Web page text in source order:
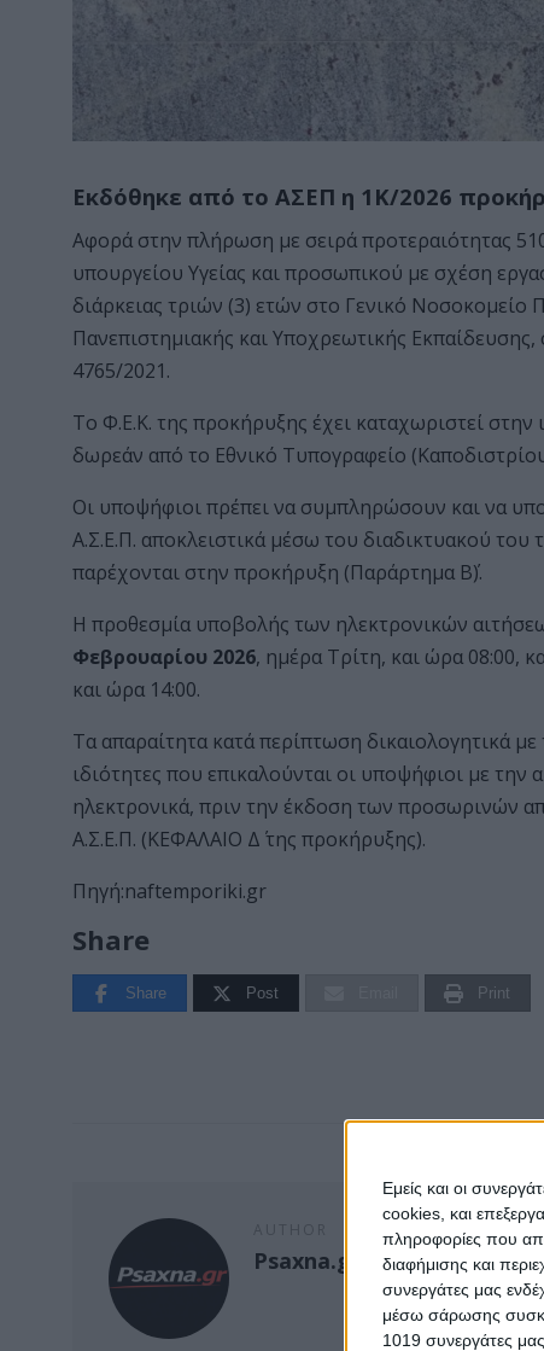
Εμείς και οι
cookies, και
πληροφορίες που
διαφήμισης και
συνεργάτες μας
μέσω σάρωσης
1019 συνεργάτες
Εκδόθηκε από το ΑΣΕΠ η 1Κ/2026
Αφορά στην πλήρωση με σειρά προτεραιότητας
υπουργείου Υγείας και προσωπικού με σχέση
διάρκειας τριών (3) ετών στο Γενικό
Πανεπιστημιακής και Υποχρεωτικής
4765/2021.
Το Φ.Ε.Κ. της προκήρυξης έχει καταχωριστεί στην
δωρεάν από το Εθνικό Τυπογραφείο
Οι υποψήφιοι πρέπει να συμπληρώσουν και να
Α.Σ.Ε.Π. αποκλειστικά μέσω του διαδικτυακού
παρέχονται στην προκήρυξη (Παράρτημα Β΄).
Η προθεσμία υποβολής των ηλεκτρονικών
Φεβρουαρίου 2026, ημέρα Τρίτη, και ώρα 08:00,
και ώρα 14:00.
Τα απαραίτητα κατά περίπτωση δικαιολογητικά
ιδιότητες που επικαλούνται οι υποψήφιοι με
ηλεκτρονικά, πριν την έκδοση των προσωρινών
Α.Σ.Ε.Π. (ΚΕΦΑΛΑΙΟ Δ΄ της προκήρυξης).
Πηγή:naftemporiki.gr
Share
Share Post Print
Psaxna.gr